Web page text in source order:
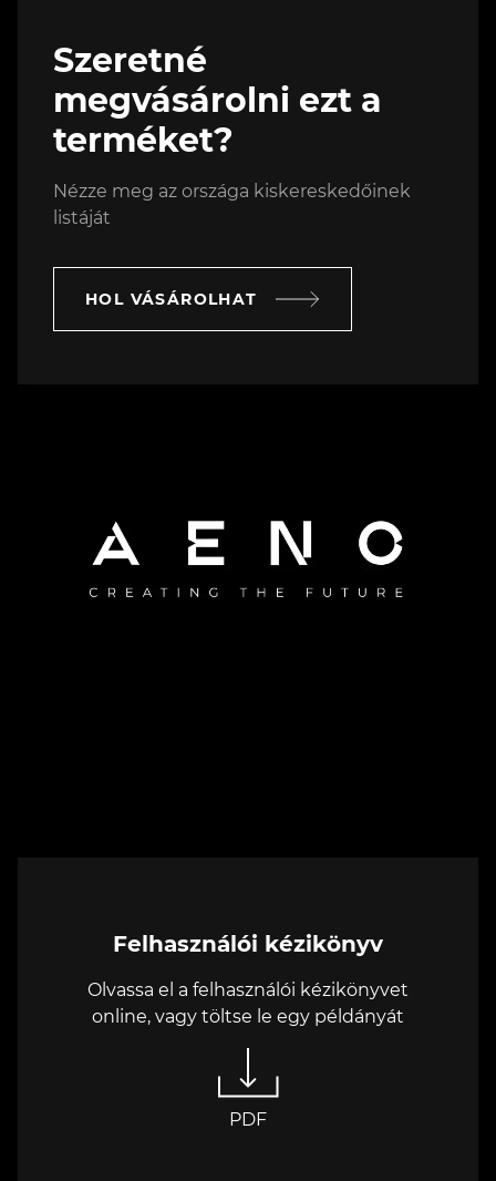
Szeretné
megvásárolni ezt a
terméket?
Nézze meg az országa kiskereskedőinek
listáját
HOL VÁSÁROLHAT
Felhasználói kézikönyv
Olvassa el a felhasználói kézikönyvet
online, vagy töltse le egy példányát
PDF